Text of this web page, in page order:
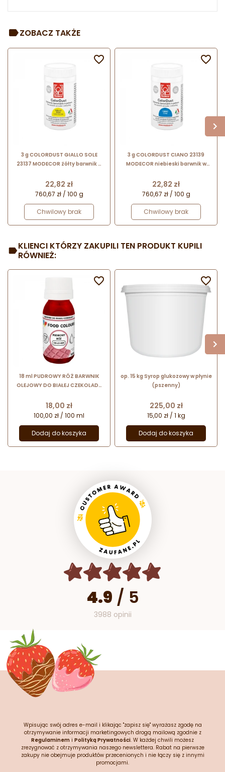
ZOBACZ TAKŻE
3 g COLORDUST GIALLO SOLE
23137 MODECOR żółty barwnik w
Cena
22,82 zł
760,67 zł / 100 g
Chwilowy brak

3 g COLORDUST CIANO 23139
MODECOR niebieski barwnik w
Cena
22,82 zł
760,67 zł / 100 g
Chwilowy brak

KLIENCI KTÓRZY ZAKUPILI TEN PRODUKT KUPILI
RÓWNIEŻ:
18 ml PUDROWY RÓŻ BARWNIK
OLEJOWY DO BIAŁEJ CZEKOLADY
barwnik spożywczy w formie
emulsji
Cena
18,00 zł
100,00 zł / 100 ml
Dodaj do koszyka

op. 15 kg Syrop glukozowy w płynie
(pszenny)
Cena
225,00 zł
15,00 zł / 1 kg
Dodaj do koszyka

4.9 / 5
3988 opinii
Wpisując swój adres e-mail i klikając "zapisz się" wyrażasz zgodę na
otrzymywanie informacji marketingowych drogą mailową zgodnie z
Regulaminem i Polityką Prywatności. W każdej chwili możesz
zrezygnować z otrzymywania naszego newslettera. Rabat na pierwsze
zakupy nie obejmuje produktów przecenionych i nie łączy się z innymi
promocjami.